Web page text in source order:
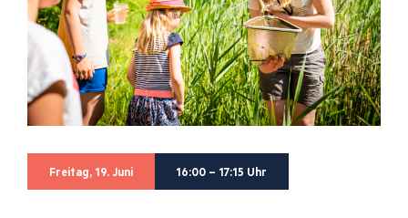
Freitag, 19. Juni 16:00 – 17:15 Uhr